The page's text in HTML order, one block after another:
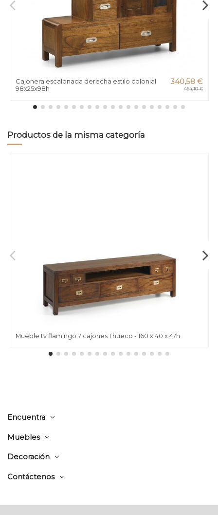
Cajonera escalonada derecha estilo colonial
98x25x98h
340,58 €
454,10 €
Productos de la misma categoría
Mueble tv flamingo 7 cajones 1 hueco - 160 x 40 x 47h
Encuentra
Muebles
Decoración
Contáctenos